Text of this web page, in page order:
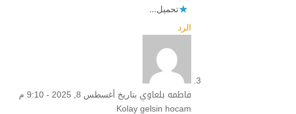
تحميل...
الرد
فاطمه بلعاوي بتاريخ أغسطس 8, 2025 - 9:10 م
Kolay gelsin hocam